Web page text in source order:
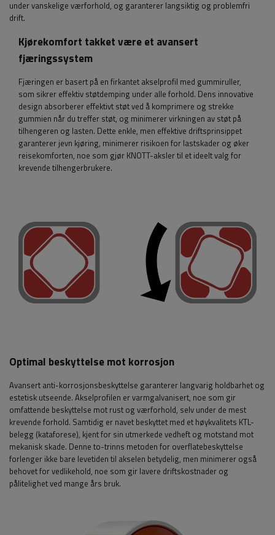
under vanskelige værforhold, og garanterer langsiktig og problemfri
drift.
Kjørekomfort takket være et avansert
fjæringssystem
Fjæringen er basert på en firkantet akselprofil med gummiruller,
som sikrer effektiv støtdemping under alle forhold. Dens innovative
design absorberer effektivt støt ved å komprimere og strekke
gummien når du treffer støt, og minimerer virkningen av støt på
tilhengeren og lasten. Dette enkle, men effektive driftsprinsippet
garanterer jevn kjøring, minimerer risikoen for lastskader og øker
reisekomforten, noe som gjør KNOTT-aksler til et ideelt valg for
krevende tilhengerbrukere.
Optimal beskyttelse mot korrosjon
Avansert anti-korrosjonsbeskyttelse garanterer langvarig holdbarhet og
estetisk utseende. Akselprofilen er varmgalvanisert, noe som gir
omfattende beskyttelse mot rust og værforhold, selv under de mest
krevende forhold. Samtidig er navet beskyttet med et høykvalitets KTL-
belegg (kataforese), kjent for sin utmerkede vedheft og motstand mot
mekanisk skade. Denne to-trinns metoden for overflatebeskyttelse
forlenger ikke bare levetiden til akselen betydelig, men minimerer også
behovet for vedlikehold, noe som gir lavere driftskostnader og
pålitelighet ved mange års bruk.